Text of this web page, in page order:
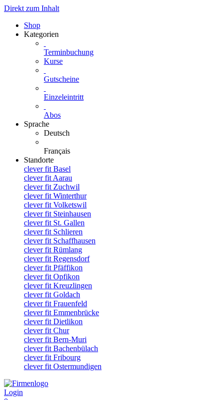
Direkt zum Inhalt
Shop
Kategorien
Terminbuchung
Kurse
Gutscheine
Einzeleintritt
Abos
Sprache
Deutsch
Français
Standorte
clever fit Basel
clever fit Aarau
clever fit Zuchwil
clever fit Winterthur
clever fit Volketswil
clever fit Steinhausen
clever fit St. Gallen
clever fit Schlieren
clever fit Schaffhausen
clever fit Rümlang
clever fit Regensdorf
clever fit Pfäffikon
clever fit Opfikon
clever fit Kreuzlingen
clever fit Goldach
clever fit Frauenfeld
clever fit Emmenbrücke
clever fit Dietlikon
clever fit Chur
clever fit Bern-Muri
clever fit Bachenbülach
clever fit Fribourg
clever fit Ostermundigen
Login